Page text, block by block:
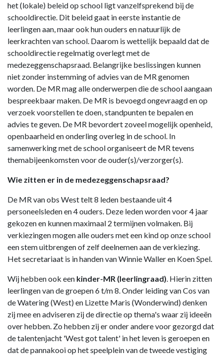
het (lokale) beleid op school ligt vanzelfsprekend bij de
schooldirectie. Dit beleid gaat in eerste instantie de
leerlingen aan, maar ook hun ouders en natuurlijk de
leerkrachten van school. Daarom is wettelijk bepaald dat de
schooldirectie regelmatig overlegt met de
medezeggenschapsraad. Belangrijke beslissingen kunnen
niet zonder instemming of advies van de MR genomen
worden. De MR mag alle onderwerpen die de school aangaan
bespreekbaar maken. De MR is bevoegd ongevraagd en op
verzoek voorstellen te doen, standpunten te bepalen en
advies te geven. De MR bevordert zoveel mogelijk openheid,
openbaarheid en onderling overleg in de school. In
samenwerking met de school organiseert de MR tevens
themabijeenkomsten voor de ouder(s)/verzorger(s).
Wie zitten er in de medezeggenschapsraad?
De MR van obs West telt 8 leden bestaande uit 4
personeelsleden en 4 ouders. Deze leden worden voor 4 jaar
gekozen en kunnen maximaal 2 termijnen volmaken. Bij
verkiezingen mogen alle ouders met een kind op onze school
een stem uitbrengen of zelf deelnemen aan de verkiezing.
Het secretariaat is in handen van Winnie Waller en Koen Spel.
Wij hebben ook een kinder-MR (leerlingraad). Hierin zitten
leerlingen van de groepen 6 t/m 8. Onder leiding van Cos van
de Watering (West) en Lizette Maris (Wonderwind) denken
zij mee en adviseren zij de directie op thema's waar zij ideeën
over hebben. Zo hebben zij er onder andere voor gezorgd dat
de talentenjacht 'West got talent' in het leven is geroepen en
dat de pannakooi op het speelplein van de tweede vestiging